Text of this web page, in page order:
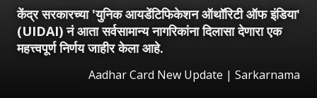
केंद्र सरकारच्या 'युनिक आयडेंटिफिकेशन ऑथॉरिटी ऑफ इंडिया'
(UIDAI) नं आता सर्वसामान्य नागरिकांना दिलासा देणारा एक
महत्त्वपूर्ण निर्णय जाहीर केला आहे.
Aadhar Card New Update | Sarkarnama